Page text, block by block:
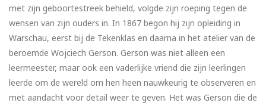
met zijn geboortestreek behield, volgde zijn roeping tegen de
wensen van zijn ouders in. In 1867 begon hij zijn opleiding in
Warschau, eerst bij de Tekenklas en daarna in het atelier van de
beroemde Wojciech Gerson. Gerson was niet alleen een
leermeester, maar ook een vaderlijke vriend die zijn leerlingen
leerde om de wereld om hen heen nauwkeurig te observeren en
met aandacht voor detail weer te geven. Het was Gerson die de